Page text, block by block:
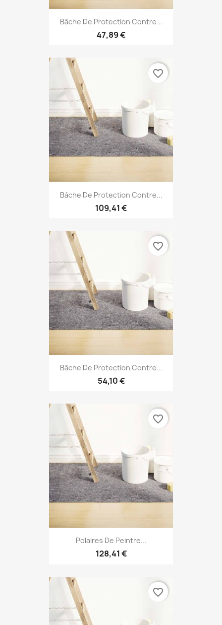
Bâche De Protection Contre...
47,89 €
Bâche De Protection Contre...
109,41 €
favorite_border
Bâche De Protection Contre...
54,10 €
favorite_border
Polaires De Peintre...
128,41 €
favorite_border
favorite_border